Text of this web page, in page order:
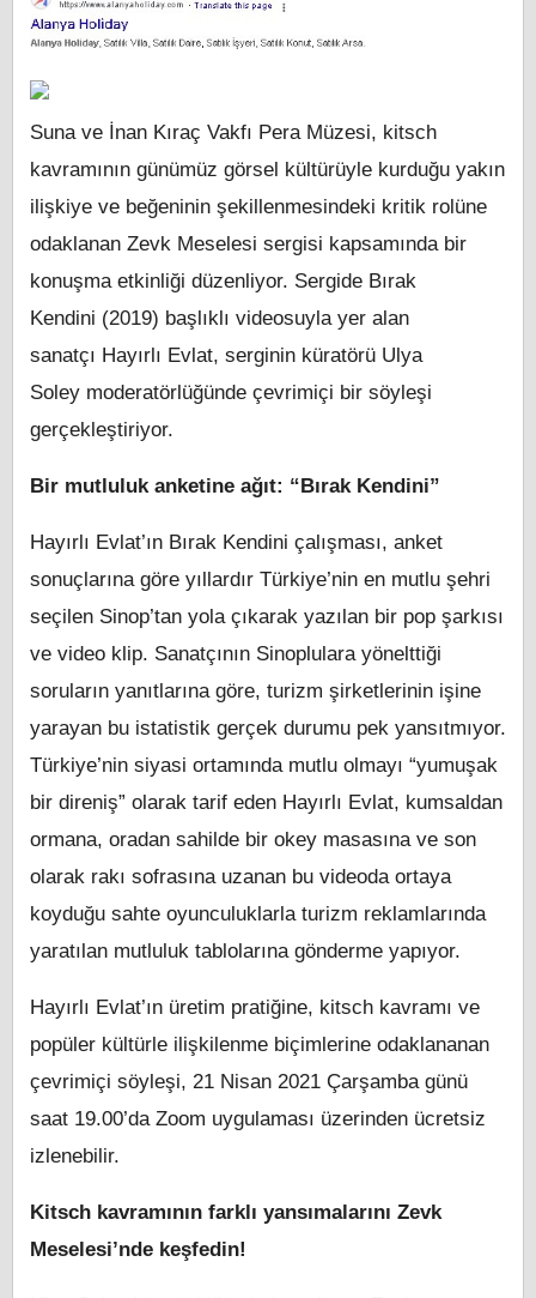
Suna ve İnan Kıraç Vakfı Pera Müzesi, kitsch
kavramının günümüz görsel kültürüyle kurduğu yakın
ilişkiye ve beğeninin şekillenmesindeki kritik rolüne
odaklanan Zevk Meselesi sergisi kapsamında bir
konuşma etkinliği düzenliyor. Sergide Bırak
Kendini (2019) başlıklı videosuyla yer alan
sanatçı Hayırlı Evlat, serginin küratörü Ulya
Soley moderatörlüğünde çevrimiçi bir söyleşi
gerçekleştiriyor.
Bir mutluluk anketine ağıt: “Bırak Kendini”
Hayırlı Evlat’ın Bırak Kendini çalışması, anket
sonuçlarına göre yıllardır Türkiye’nin en mutlu şehri
seçilen Sinop’tan yola çıkarak yazılan bir pop şarkısı
ve video klip. Sanatçının Sinoplulara yönelttiği
soruların yanıtlarına göre, turizm şirketlerinin işine
yarayan bu istatistik gerçek durumu pek yansıtmıyor.
Türkiye’nin siyasi ortamında mutlu olmayı “yumuşak
bir direniş” olarak tarif eden Hayırlı Evlat, kumsaldan
ormana, oradan sahilde bir okey masasına ve son
olarak rakı sofrasına uzanan bu videoda ortaya
koyduğu sahte oyunculuklarla turizm reklamlarında
yaratılan mutluluk tablolarına gönderme yapıyor.
Hayırlı Evlat’ın üretim pratiğine, kitsch kavramı ve
popüler kültürle ilişkilenme biçimlerine odaklananan
çevrimiçi söyleşi, 21 Nisan 2021 Çarşamba günü
saat 19.00’da Zoom uygulaması üzerinden ücretsiz
izlenebilir.
Kitsch kavramının farklı yansımalarını Zevk
Meselesi’nde keşfedin!